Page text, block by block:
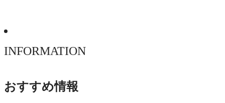
INFORMATION
おすすめ情報